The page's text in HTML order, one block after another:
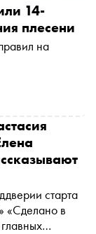
14-
плесени
на
старта
«Сделано в